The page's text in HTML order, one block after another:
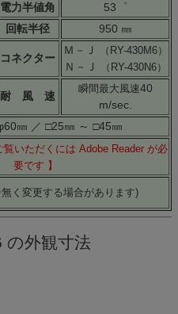
電力半値角
53゜
回転半径 950 ㎜
コネクター
Ｍ－Ｊ （RY-430M6）
Ｎ－Ｊ （RY-430N6）
耐 風 速
瞬間最大風速40
m/sec.
㎜ ／ □25㎜ ～ □45㎜
ただくには Adobe Reader が必
要です 】
く変更する場合があります)
の外観寸法